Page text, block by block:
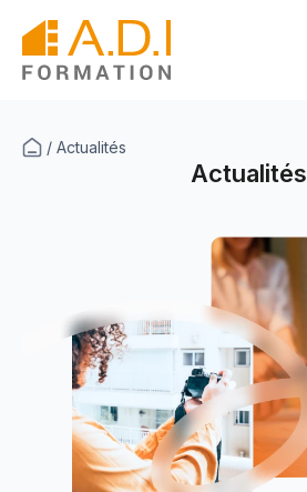
contenu
/ Actualités
Actualités